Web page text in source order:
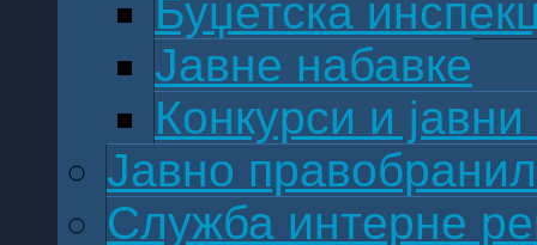
Буџетска
Јавне набавке
Конкурси и
Јавно
Служба интерне